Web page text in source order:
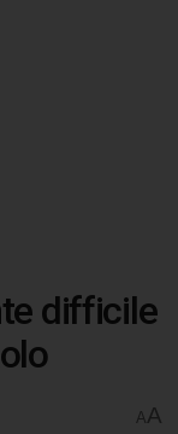
difficile
AA